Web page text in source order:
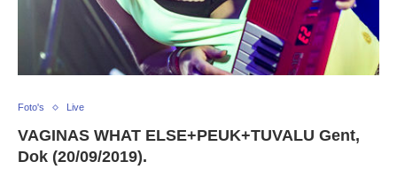
Foto's Live
VAGINAS WHAT ELSE+PEUK+TUVALU Gent,
Dok (20/09/2019).